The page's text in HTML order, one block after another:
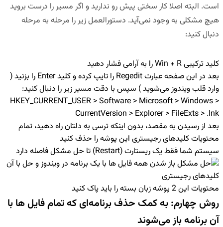
است. البته اصلا کار سختی پیش رو ندارید و اگر مسیر را درست بروید
هیچ مشکلی به وجود نمی‌آید. دستورالعمل زیر را مرحله به مرحله
دنبال کنید:
کلید ترکیبی Win + R را به آرامی فشار دهید
بعد در این صفحه عبارتRegedit را تایپ کرده و کلیدEnter را بزنید (
وارد قلب ویندوز می‌شوید ) سپس با دقت مسیر زیر را دنبال کنید:
HKEY_CURRENT_USER > Software > Microsoft > Windows >
CurrentVersion > Explorer > FileExts > .lnk
بعد از رسیدن به مقصد، بدون اینکه ترسی به دلتان راه دهید، تمام
محتویات کلیدهای رجیستری این پوشه را حذفکنید
سیستم شما فقط یکریستارت(Restart) تا حل مشکل فاصله دارد
محتویات این 2 پوشه زبان بسته را باید پاک کنید
روش چهارم: به کمک حذف برنامه‌ای که تمام فایل ها با
آن برنامه باز می‌شوند